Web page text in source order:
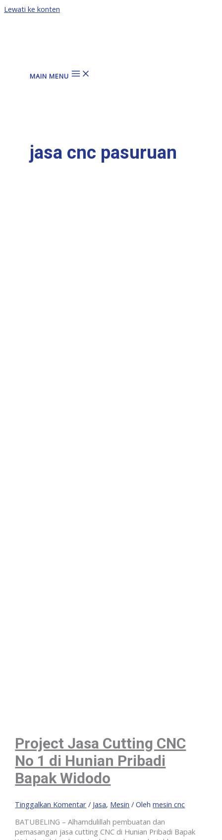
Lewati ke konten
MAIN MENU
jasa cnc pasuruan
Project Jasa Cutting CNC
No 1 di Hunian Pribadi
Bapak Widodo
Tinggalkan Komentar / Jasa, Mesin / Olehmesin cnc
BATUBELING – Alhamdulillah pembuatan dan
pemasangan jasa cutting CNC di Hunian Pribadi Bapak